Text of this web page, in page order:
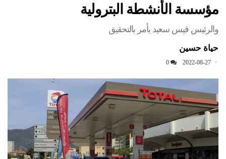
مؤسسة الأنشطة البترولية
والرئيس قيس سعيد يأمر بالتحقيق
حياة حسين
2022-08-27
0